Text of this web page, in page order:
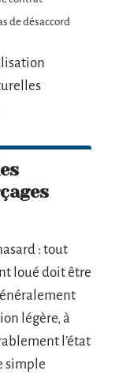
de désaccord
: tout
loué doit être
légère, à
l’état
simple